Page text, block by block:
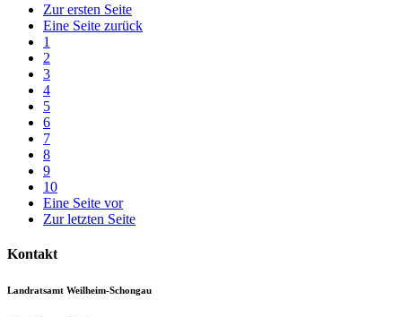
Zur ersten Seite
Eine Seite zurück
1
2
3
4
5
6
7
8
9
10
Eine Seite vor
Zur letzten Seite
Kontakt
Landratsamt Weilheim-Schongau